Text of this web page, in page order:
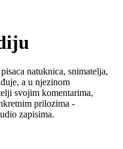
natuknica, snimatelja,
a u njezinom
svojim komentarima,
prilozima -
zapisima.